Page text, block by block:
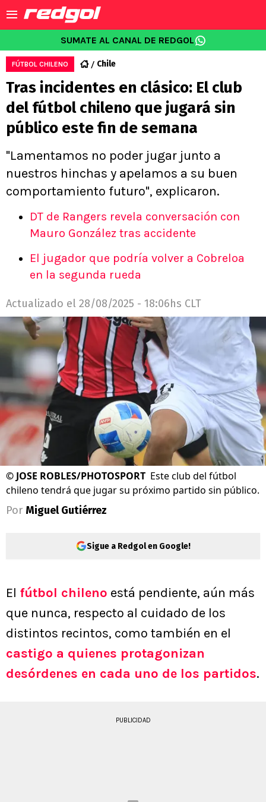
SUMATE AL CANAL DE REDGOL
FÚTBOL CHILENO Chile
Tras incidentes en clásico: El club
del fútbol chileno que jugará sin
público este fin de semana
"Lamentamos no poder jugar junto a
nuestros hinchas y apelamos a su buen
comportamiento futuro", explicaron.
DT de Rangers revela conversación con
Mauro González tras accidente
El jugador que podría volver a Cobreloa
en la segunda rueda
Actualizado el 28/08/2025 - 18:06hs CLT
©JOSE ROBLES/PHOTOSPORT Este club del fútbol
chileno tendrá que jugar su próximo partido sin público.
Por Miguel Gutiérrez
Sigue a Redgol en Google!
El fútbol chileno está pendiente, aún más
que nunca, respecto al cuidado de los
distintos recintos, como también en el
castigo a quienes protagonizan
desórdenes en cada uno de los partidos.
PUBLICIDAD